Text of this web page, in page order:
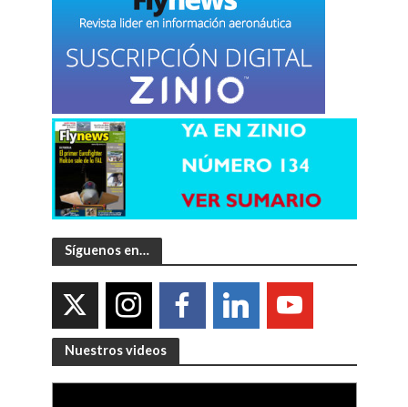
Síguenos en…
Nuestros videos